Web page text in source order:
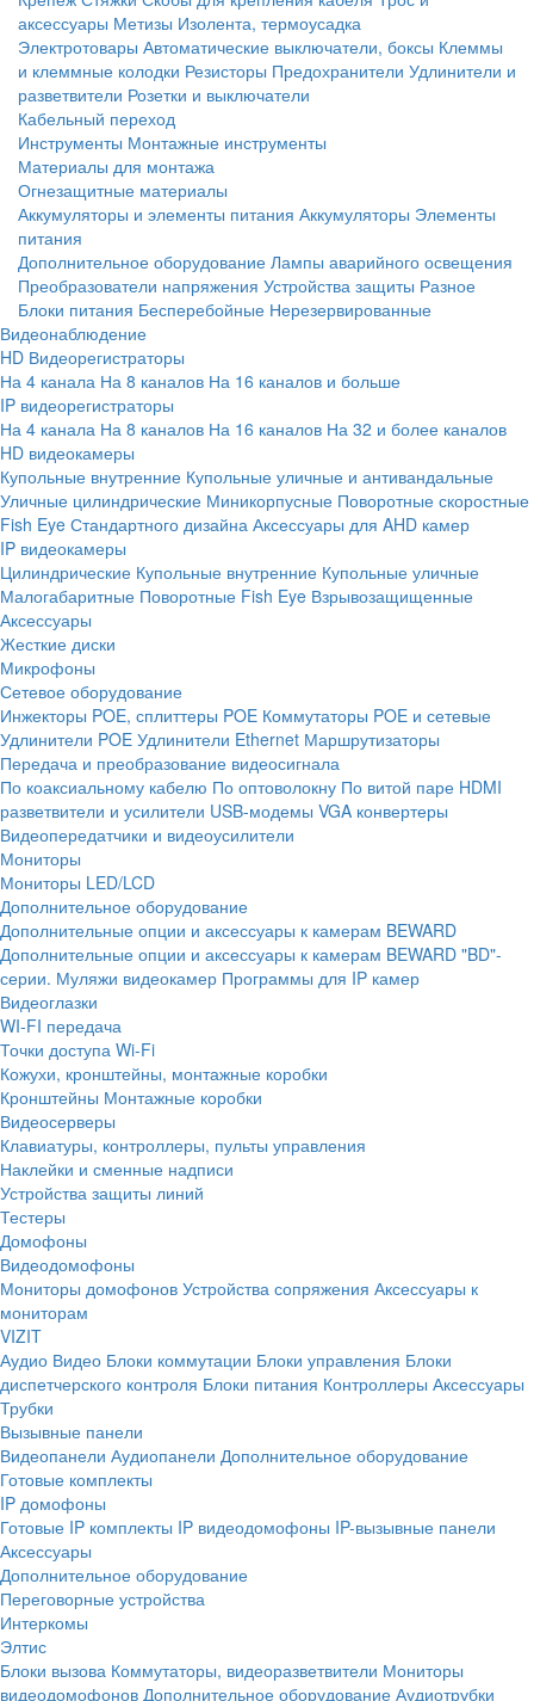
аксессуары Метизы Изолента, термоусадка
Электротовары Автоматические выключатели, боксы Клеммы
и клеммные колодки Резисторы Предохранители Удлинители и
разветвители Розетки и выключатели
Кабельный переход
Инструменты Монтажные инструменты
Материалы для монтажа
Огнезащитные материалы
Аккумуляторы и элементы питания Аккумуляторы Элементы
питания
Дополнительное оборудование Лампы аварийного освещения
Преобразователи напряжения Устройства защиты Разное
Блоки питания Бесперебойные Нерезервированные
Видеонаблюдение
HD Видеорегистраторы
На 4 канала На 8 каналов На 16 каналов и больше
IP видеорегистраторы
На 4 канала На 8 каналов На 16 каналов На 32 и более каналов
HD видеокамеры
Купольные внутренние Купольные уличные и антивандальные
Уличные цилиндрические Миникорпусные Поворотные скоростные
Fish Eye Стандартного дизайна Аксессуары для AHD камер
IP видеокамеры
Цилиндрические Купольные внутренние Купольные уличные
Малогабаритные Поворотные Fish Eye Взрывозащищенные
Аксессуары
Жесткие диски
Микрофоны
Сетевое оборудование
Инжекторы POE, сплиттеры POE Коммутаторы POE и сетевые
Удлинители POE Удлинители Ethernet Маршрутизаторы
Передача и преобразование видеосигнала
По коаксиальному кабелю По оптоволокну По витой паре HDMI
разветвители и усилители USB-модемы VGA конвертеры
Видеопередатчики и видеоусилители
Мониторы
Мониторы LED/LCD
Дополнительное оборудование
Дополнительные опции и аксессуары к камерам BEWARD
Дополнительные опции и аксессуары к камерам BEWARD "BD"-
серии. Муляжи видеокамер Программы для IP камер
Видеоглазки
WI-FI передача
Точки доступа Wi-Fi
Кожухи, кронштейны, монтажные коробки
Кронштейны Монтажные коробки
Видеосерверы
Клавиатуры, контроллеры, пульты управления
Наклейки и сменные надписи
Устройства защиты линий
Тестеры
Домофоны
Видеодомофоны
Мониторы домофонов Устройства сопряжения Аксессуары к
мониторам
VIZIT
Аудио Видео Блоки коммутации Блоки управления Блоки
диспетчерского контроля Блоки питания Контроллеры Аксессуары
Трубки
Вызывные панели
Видеопанели Аудиопанели Дополнительное оборудование
Готовые комплекты
IP домофоны
Готовые IP комплекты IP видеодомофоны IP-вызывные панели
Аксессуары
Дополнительное оборудование
Переговорные устройства
Интеркомы
Элтис
Блоки вызова Коммутаторы, видеоразветвители Мониторы
видеодомофонов Дополнительное оборудование Аудиотрубки